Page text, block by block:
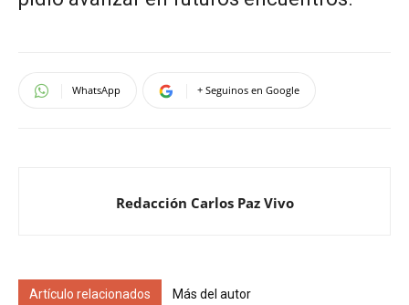
WhatsApp + Seguinos en Google
Redacción Carlos Paz Vivo
Artículo relacionados Más del autor